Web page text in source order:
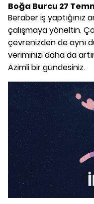
Boğa Burcu 27
Beraber iş yaptığınız
çalışmaya yöneltin.
çevrenizden de aynı
veriminizi daha da
Azimli bir gündesiniz.